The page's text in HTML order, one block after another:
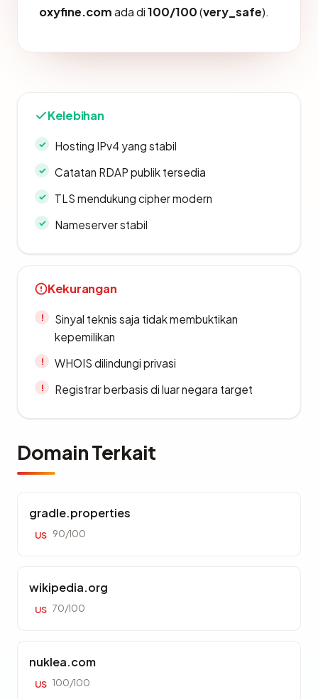
oxyfine.comada di100/100(very_safe).
Kelebihan
Hosting IPv4 yang stabil
Catatan RDAP publik tersedia
TLS mendukung cipher modern
Nameserver stabil
Kekurangan
Sinyal teknis saja tidak membuktikan
kepemilikan
WHOIS dilindungi privasi
Registrar berbasis di luar negara target
Domain Terkait
gradle.properties
US 90/100
wikipedia.org
US 70/100
nuklea.com
US 100/100